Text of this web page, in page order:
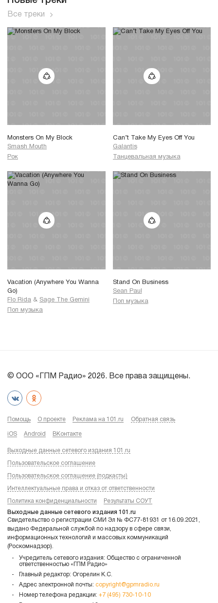
Все треки
Monsters On My Block
Smash Mouth
Рок
Can’t Take My Eyes Off You
Galantis
Танцевальная музыка
Vacation (Anywhere You Wanna
Go)
Flo Rida & Sage The Gemini
Поп музыка
Stand On Business
Sean Paul
Поп музыка
© ООО «ГПМ Радио» 2026. Все права защищены.
Помощь О проекте Реклама на 101.ru Обратная связь
iOS Android ВКонтакте
Выходные данные сетевого издания 101.ru
Пользовательское соглашение
Пользовательское соглашение (подкасты)
Интеллектуальные права и отказ от ответственности
Политика конфиденциальности Результаты СОУТ
Выходные данные сетевого издания 101.ru
Свидетельство о регистрации СМИ Эл № ФС77-81931 от 16.09.2021,
выдано Федеральной службой по надзору в сфере связи,
информационных технологий и массовых коммуникаций
(Роскомнадзор).
Учредитель сетевого издания: Общество с ограниченной
ответственностью «ГПМ Радио»
Главный редактор: Огорелин К.С.
Адрес электронной почты: copyright@gpmradio.ru
Номер телефона редакции: +7 (495) 730-10-10